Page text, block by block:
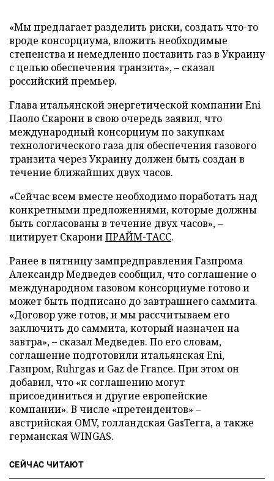
«Мы предлагает разделить риски, создать что-то
вроде консорциума, вложить необходимые
степенства и немедленно поставить газ в Украину
с целью обеспечения транзита», – сказал
российский премьер.
Глава итальянской энергетической компании Eni
Паоло Скарони в свою очередь заявил, что
международный консорциум по закупкам
технологического газа для обеспечения газового
транзита через Украину должен быть создан в
течение ближайших двух часов.
«Сейчас всем вместе необходимо поработать над
конкретными предложениями, которые должны
быть согласованы в течение двух часов», –
цитирует СкарониПРАЙМ-ТАСС.
Ранее в пятницу зампредправления Газпрома
Александр Медведев сообщил, что соглашение о
международном газовом консорциуме готово и
может быть подписано до завтрашнего саммита.
«Договор уже готов, и мы рассчитываем его
заключить до саммита, который назначен на
завтра», – сказал Медведев. По его словам,
соглашение подготовили итальянская Eni,
Газпром, Ruhrgas и Gaz de France. При этом он
добавил, что «к соглашению могут
присоединиться и другие европейские
компании». В числе «претендентов» –
австрийская OMV, голландская GasTerra, а также
германская WINGAS.
СЕЙЧАС ЧИТАЮТ